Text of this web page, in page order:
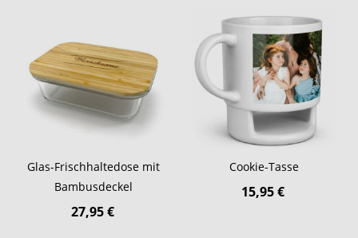
Glas-Frischhaltedose mit
Bambusdeckel
27,95 €
Cookie-Tasse
15,95 €